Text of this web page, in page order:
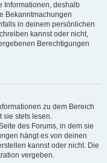
Informationen, deshalb
Bekanntmachungen
in deinem persönlichen
kannst oder nicht,
Berechtigungen
zu dem Bereich
sie stets lesen.
des Forums, in dem sie
hängt es von deinen
kannst oder nicht. Die
vergeben.